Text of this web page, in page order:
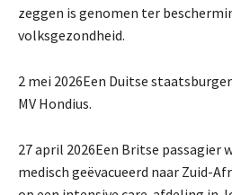
zeggen is genomen ter
volksgezondheid.
2 mei 2026Een Duitse
MV Hondius.
27 april 2026Een Britse passagier
medisch geëvacueerd naar Zuid-